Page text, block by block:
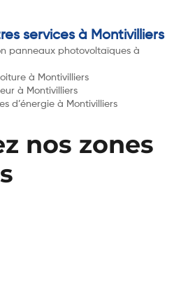
services à Montivilliers
panneaux photovoltaïques à
à Montivilliers
à Montivilliers
d’énergie à Montivilliers
nos zones